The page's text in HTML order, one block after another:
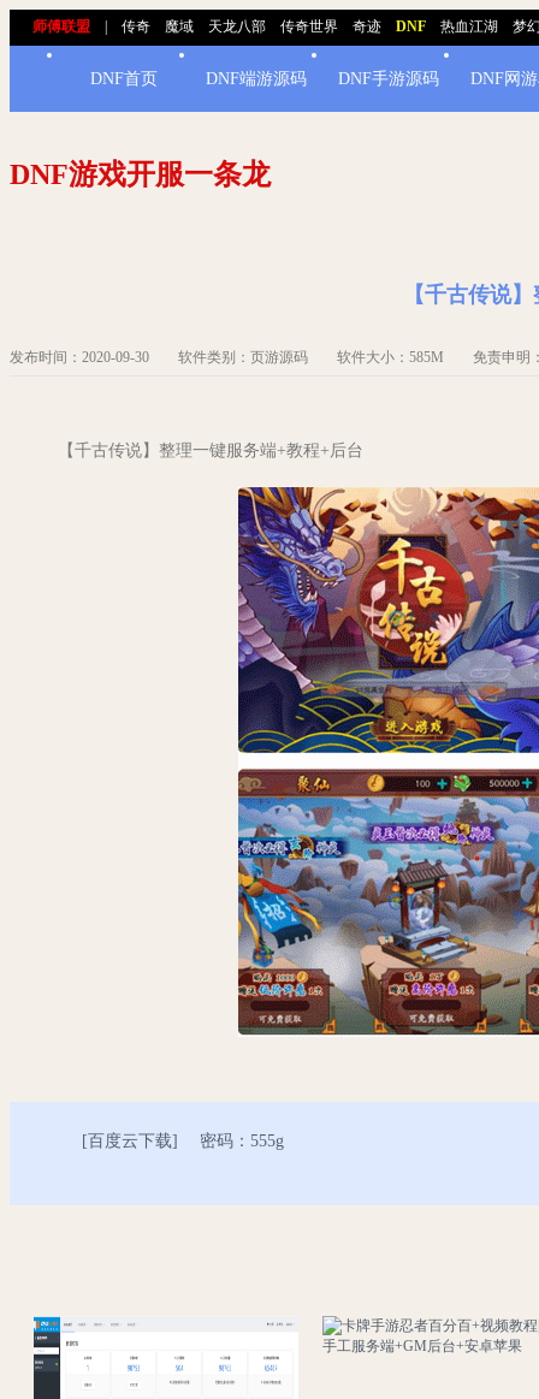
师傅联盟 传奇 魔域 天龙八部 传奇世界 奇迹 DNF 热血江湖 梦
DNF首页 DNF端游源码 DNF手游源码 DNF网
DNF游戏开服一条龙
【千古传说
发布时间：2020-09-30 软件类别：页游源码 软件大小：585M 免责申明：
【千古传说】整理一键服务端+教程+后台
[ 百度云下载] 密码：555g